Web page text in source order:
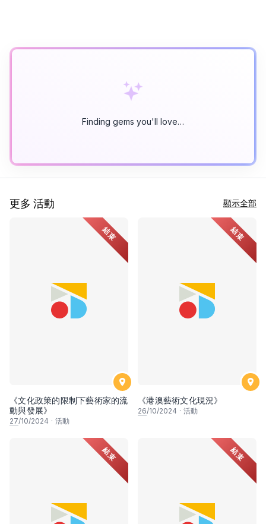
Finding gems you'll love…
更多 活動 顯示全部
結束
《文化政策的限制下藝術家的流
動與發展》
27/10/2024 · 活動
結束
《港澳藝術文化現況》
26/10/2024 · 活動
結束 結束